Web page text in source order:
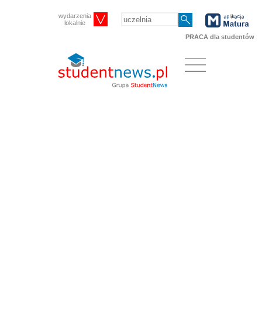
wydarzenia
lokalnie
PRACA dla studentów